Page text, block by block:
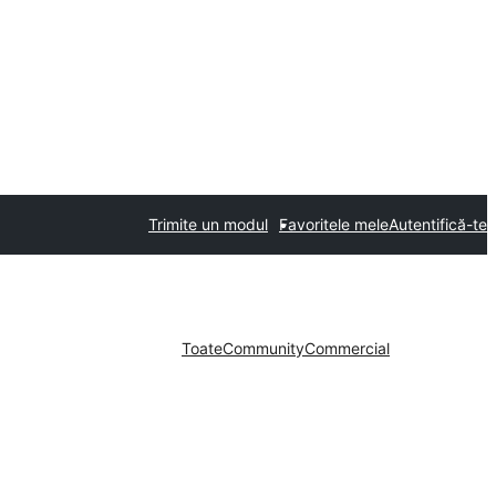
Trimite un modul Favoritele meleAutentifică-te
ToateCommunityCommercial